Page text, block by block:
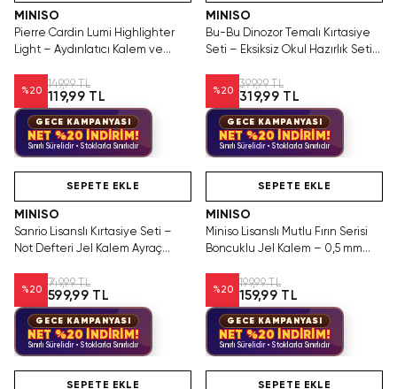
MINISO
Pierre Cardin Lumi Highlighter
Light – Aydınlatıcı Kalem ve
%20
149,99 TL
119,99 TL
GECE KAMPANYASI
NET %20 İNDİRİM!
Sınırlı Sürelidir • Stoklarla Sınırlıdır
MINISO
Bu-Bu Dinozor Temalı Kırtasiye
Seti – Eksiksiz Okul Hazırlık Seti
%20
399,99 TL
319,99 TL
GECE KAMPANYASI
NET %20 İNDİRİM!
Sınırlı Sürelidir • Stoklarla Sınırlıdır
SEPETE EKLE
MINISO
Sanrio Lisanslı Kırtasiye Seti –
Not Defteri Jel Kalem Ayraç
%20
749,99 TL
599,99 TL
GECE KAMPANYASI
NET %20 İNDİRİM!
Sınırlı Sürelidir • Stoklarla Sınırlıdır
SEPETE EKLE
MINISO
Miniso Lisanslı Mutlu Fırın Serisi
Boncuklu Jel Kalem – 0,5 mm
%20
199,99 TL
159,99 TL
GECE KAMPANYASI
NET %20 İNDİRİM!
Sınırlı Sürelidir • Stoklarla Sınırlıdır
SEPETE EKLE SEPETE EKLE